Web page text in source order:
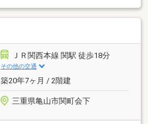
ＪＲ関西本線 関駅 徒歩18分
その他の交通
築20年7ヶ月 / 2階建
三重県亀山市関町会下